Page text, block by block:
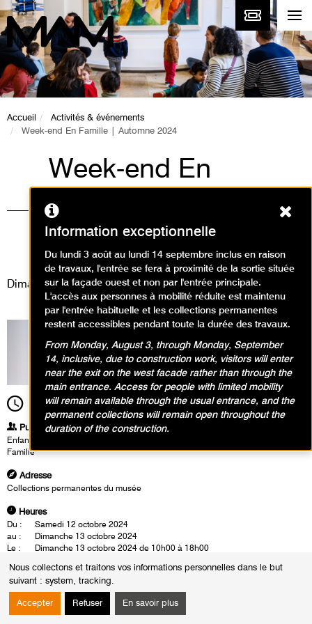
Nous collectons et traitons vos informations personnelles dans le but
suivant : system, tracking.
Accepter Refuser En savoir plus
Accueil
Activités & événements
Week-end En Famille | Automne 2024
Week-end En
Famille | Automne
2024
Visites, Ateliers, Événement
Dimanche 13 octobre 2024
10h00 Durée8h00
Publics
Enfants / Ados
Famille
Adresse
Collections permanentes du musée
Heures
Du :
Samedi 12 octobre 2024
au :
Dimanche 13 octobre 2024
Le :
Dimanche 13 octobre 2024 de 10h00 à 18h00
Venez vivre en famille des moments de découvertes et de
créations autour de la riche programmation artistique
automnale des collections permanentes du musée ou de
l’ouverture de l’expositionL’Âge atomique, Les artistes à
Information exceptionnelle
Du lundi 3 août au lundi 14 septembre inclus en raison
de travaux, l'entrée se fera à proximité de la sortie située
sur la façade ouest et non par l'entrée principale.
L'accès aux personnes à mobilité réduite est maintenu
par l'entrée habituelle et les collections permanentes
restent accessibles pendant toute la durée des travaux.
From Monday, August 3, through Monday, September
14, inclusive, due to construction work, visitors will enter
near the exit on the west facade rather than through the
main entrance. Access for people with limited mobility
will remain available through the usual entrance, and the
permanent collections will remain open throughout the
duration of the construction.